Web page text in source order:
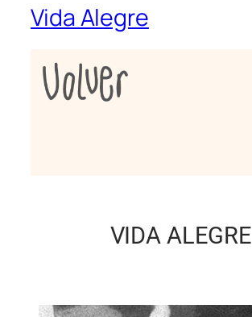
Vida Alegre
VIDA ALEGRE